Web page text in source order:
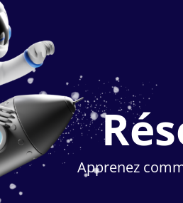
Apprenez